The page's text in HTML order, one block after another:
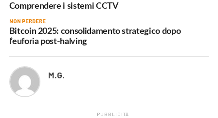
Comprendere i sistemi CCTV
NON PERDERE
Bitcoin 2025: consolidamento strategico dopo
l’euforia post-halving
M.G.
PUBBLICITÀ